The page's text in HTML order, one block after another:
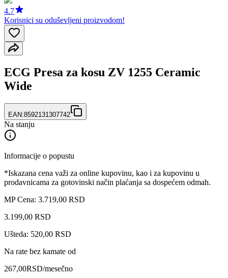
4.7
Korisnici su oduševljeni proizvodom!
ECG Presa za kosu ZV 1255 Ceramic
Wide
EAN:8592131307742
Na stanju
Informacije o popustu
*Iskazana cena važi za online kupovinu, kao i za kupovinu u
prodavnicama za gotovinski način plaćanja sa dospećem odmah.
MP Cena: 3.719,00 RSD
3.199,00 RSD
Ušteda: 520,00 RSD
Na rate bez kamate od
267,00RSD/mesečno